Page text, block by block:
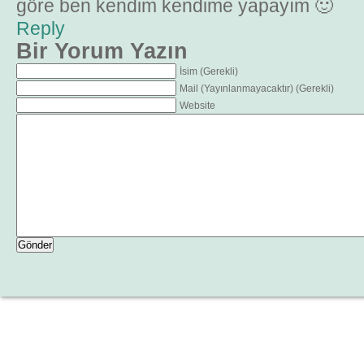
göre ben kendim kendime yapayım 🙂
Reply
Bir Yorum Yazın
İsim (Gerekli)
Mail (Yayınlanmayacaktır) (Gerekli)
Website